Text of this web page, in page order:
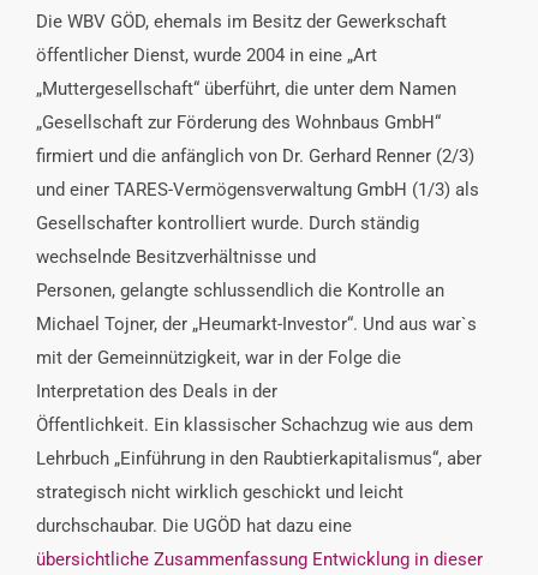
Die WBV GÖD, ehemals im Besitz der Gewerkschaft
öffentlicher Dienst, wurde 2004 in eine „Art
„Muttergesellschaft“ überführt, die unter dem Namen
„Gesellschaft zur Förderung des Wohnbaus GmbH“
firmiert und die anfänglich von Dr. Gerhard Renner (2/3)
und einer TARES-Vermögensverwaltung GmbH (1/3) als
Gesellschafter kontrolliert wurde. Durch ständig
wechselnde Besitzverhältnisse und
Personen, gelangte schlussendlich die Kontrolle an
Michael Tojner, der „Heumarkt-Investor“. Und aus war`s
mit der Gemeinnützigkeit, war in der Folge die
Interpretation des Deals in der
Öffentlichkeit. Ein klassischer Schachzug wie aus dem
Lehrbuch „Einführung in den Raubtierkapitalismus“, aber
strategisch nicht wirklich geschickt und leicht
durchschaubar. Die UGÖD hat dazu eine
übersichtliche Zusammenfassung Entwicklung in dieser